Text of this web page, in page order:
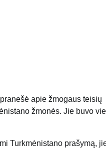
apie žmogaus teisių
žmonės. Jie buvo
Turkmėnistano prašymą,